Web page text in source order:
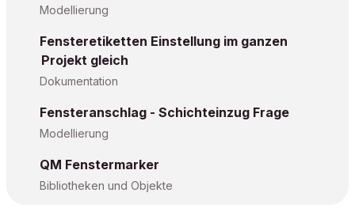
Modellierung
Fensteretiketten Einstellung im ganzen
Projekt gleich
Dokumentation
Fensteranschlag - Schichteinzug Frage
Modellierung
QM Fenstermarker
Bibliotheken und Objekte